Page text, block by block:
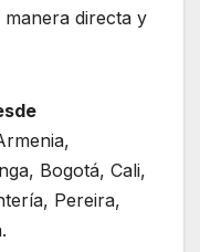
directa y
Bogotá, Cali,
Pereira,